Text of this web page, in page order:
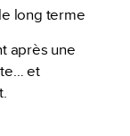
long terme
après une
et